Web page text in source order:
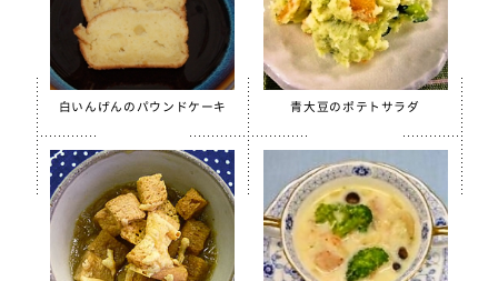
白いんげんのパウンドケーキ 青大豆のポテトサラダ